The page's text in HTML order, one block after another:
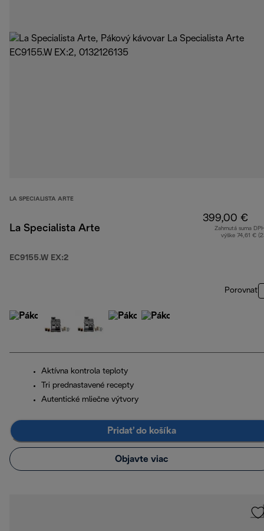
LA SPECIALISTA ARTE
La Specialista Arte
EC9155.W EX:2
399,00 €
Zahrnutá suma
výške 74,61 €
Porovnať
Aktívna kontrola teploty
Tri prednastavené recepty
Autentické mliečne výtvory
Pridať do košíka
Objavte viac